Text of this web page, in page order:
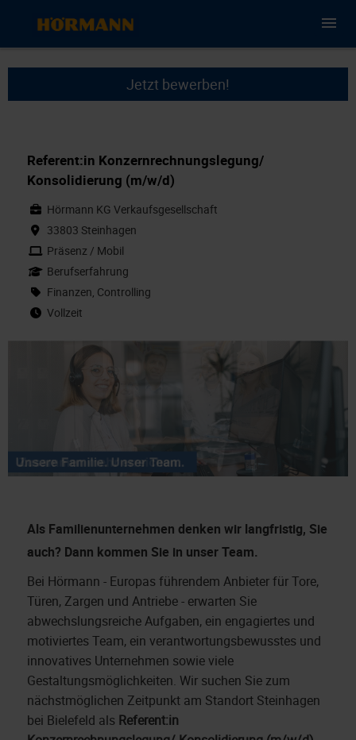
Jetzt bewerben!
Referent:in Konzernrechnungslegung/
Konsolidierung (m/w/d)
Hörmann KG Verkaufsgesellschaft
33803 Steinhagen
Präsenz / Mobil
Berufserfahrung
Finanzen, Controlling
Vollzeit
Als Familienunternehmen denken wir langfristig, Sie
auch? Dann kommen Sie in unser Team.
Bei Hörmann - Europas führendem Anbieter für Tore,
Türen, Zargen und Antriebe - erwarten Sie
abwechslungsreiche Aufgaben, ein engagiertes und
motiviertes Team, ein verantwortungsbewusstes und
innovatives Unternehmen sowie viele
Gestaltungsmöglichkeiten. Wir suchen Sie zum
nächstmöglichen Zeitpunkt am Standort Steinhagen
bei Bielefeld als Referent:in